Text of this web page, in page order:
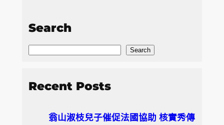
Search
S
a
Search
Recent Posts
翁山淑枝兒子催促法國協助 核實秀傳